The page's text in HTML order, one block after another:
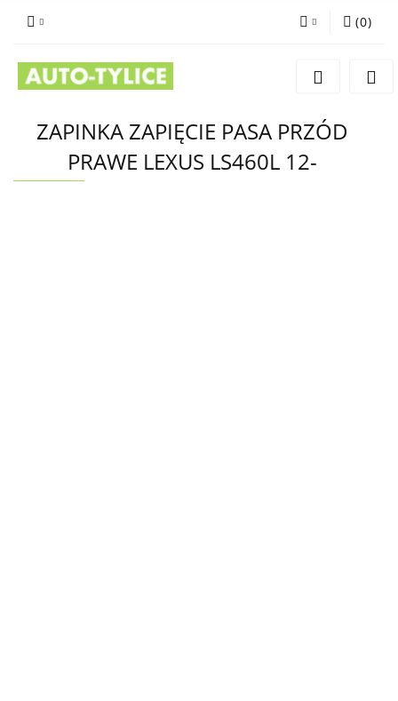
Zaloguj się
Dodaj zgłoszenie
(0)
ZAPINKA ZAPIĘCIE PASA PRZÓD
PRAWE LEXUS LS460L 12-